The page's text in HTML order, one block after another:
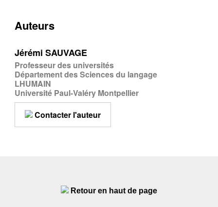
Auteurs
Jérémi SAUVAGE
Professeur des universités
Département des Sciences du langage
LHUMAIN
Université Paul-Valéry Montpellier
Contacter l'auteur
Retour en haut de page